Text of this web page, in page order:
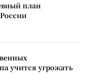
план
учится угрожать